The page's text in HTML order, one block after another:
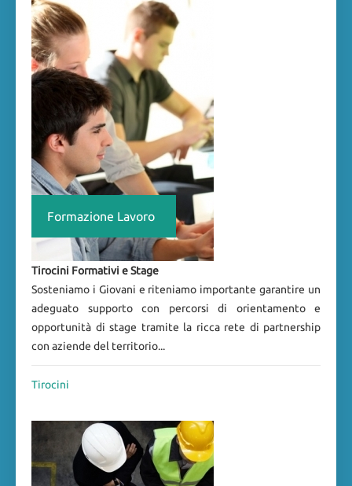
Formazione Lavoro
Tirocini Formativi e Stage
Sosteniamo i Giovani e riteniamo importante garantire un
adeguato supporto con percorsi di orientamento e
opportunità di stage tramite la ricca rete di partnership
con aziende del territorio...
Tirocini